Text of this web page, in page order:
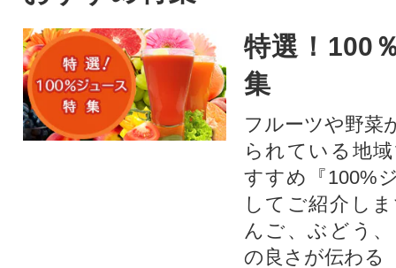
特選！100
集
フルーツや野菜
られている地
すすめ『100%
してご紹介し
んご、ぶどう
の良さが伝わる